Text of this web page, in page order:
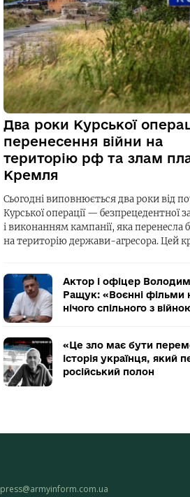
Два роки Курської
перенесення війни на
територію рф та злам
Кремля
Сьогодні виповнюється два роки від
Курської операції — безпрецедентної
і виконанням кампанії, яка перенесла
на територію держави-агресора. Цей
Актор і офіцер
Ращук: «Воєнні фільми
нічого спільного з
«Це зло має бути
історія українця, який
російський полон
press@armyinform.com.ua